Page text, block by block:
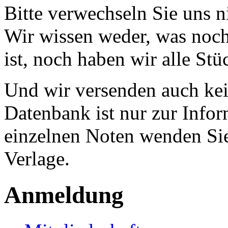
Bitte verwechseln Sie uns
Wir wissen weder, was
ist, noch haben wir alle
Und wir versenden auch
Datenbank ist nur zur
einzelnen Noten wenden
Verlage.
Anmeldung